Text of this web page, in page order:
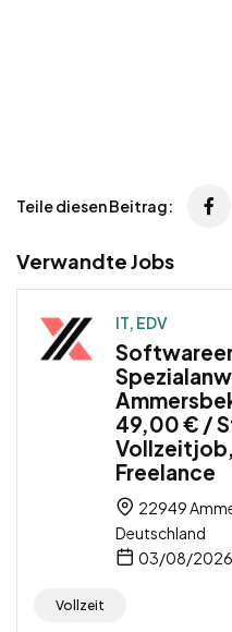
Teile diesen Beitrag:
Verwandte Jobs
IT, EDV
49,00 € /
Freelance
22949
Deutschland
03/08/2026
Vollzeit